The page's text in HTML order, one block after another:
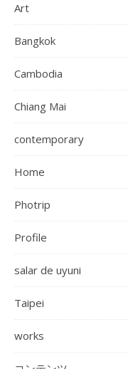
Art
Bangkok
Cambodia
Chiang Mai
contemporary
Home
Photrip
Profile
salar de uyuni
Taipei
works